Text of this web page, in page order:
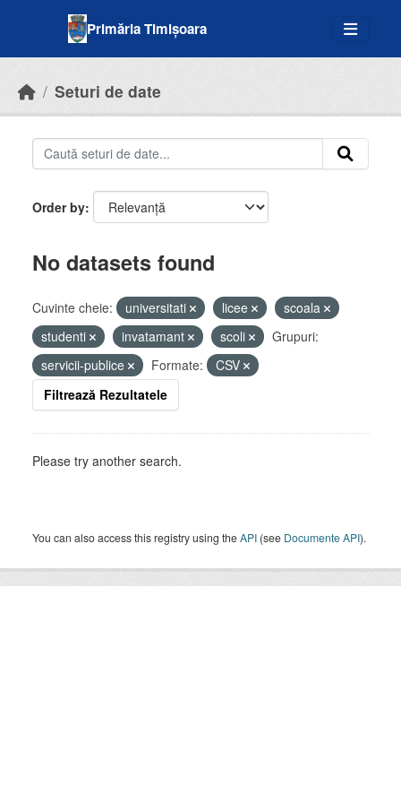
Primăria Timișoara
Seturi de date
Order by
No datasets found
Cuvinte cheie: universitati licee
scoala
studenti
invatamant scoli
Grupuri:
servicii-publice
Formate:
CSV
Filtrează Rezultatele
Please try another search.
You can also access this registry using theAPI (see Documente API).